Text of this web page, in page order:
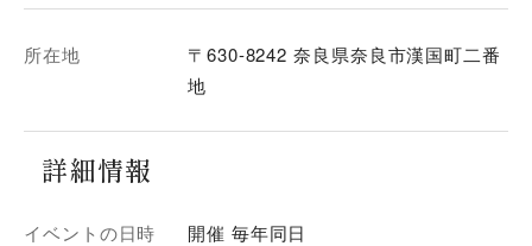
所在地
〒630-8242 奈良県奈良市漢国町二番
地
詳細情報
イベントの日時
開催 毎年同日